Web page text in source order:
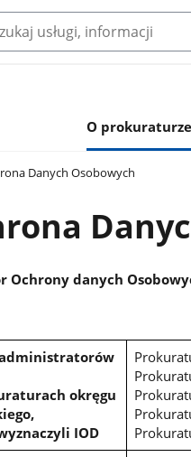
O prokuraturze
Danych Osobowych
Ochrony danych
okręgu
IOD